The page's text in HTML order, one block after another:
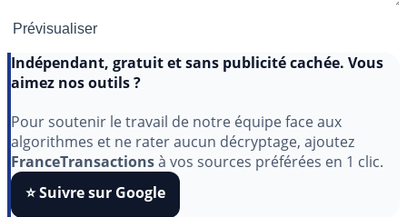
aimez nos outils ?
Pour soutenir le travail de notre équipe face aux
algorithmes et ne rater aucun décryptage, ajoutez
FranceTransactionsà vos sources préférées en 1 clic.